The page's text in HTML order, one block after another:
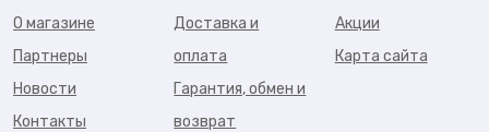
О магазине
Партнеры
Новости
Контакты
Доставка и
оплата
Гарантия, обмен и
возврат
Акции
Карта сайта